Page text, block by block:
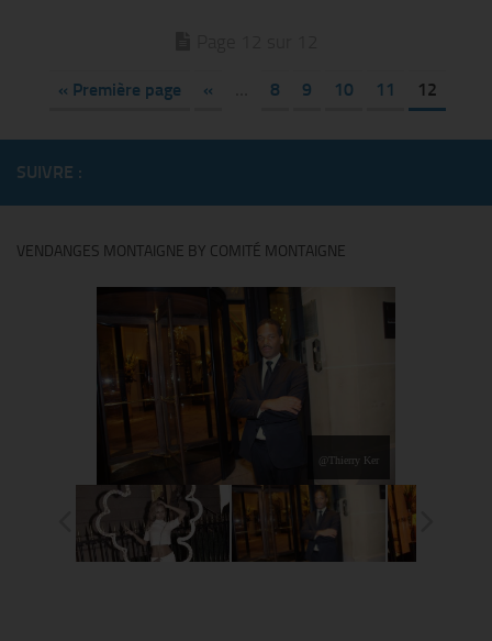
« Première page « 8 9 10 11 12
SUIVRE :
VENDANGES MONTAIGNE BY COMITÉ MONTAIGNE
@Thierry Ker